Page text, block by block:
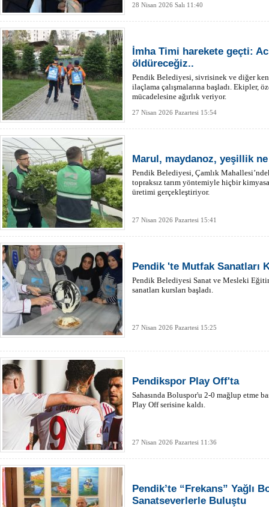
28 Nisan 2026 Salı 11:40
İmha Timi harekete geçti:
öldüreceğiz..
Pendik Belediyesi, sivrisinek ve diğer
ilaçlama çalışmalarına başladı. Ekipler,
mücadelesine ağırlık veriyor.
27 Nisan 2026 Pazartesi 15:54
Marul, maydanoz, yeşillik
Pendik Belediyesi, Çamlık
topraksız tarım yöntemiyle hiçbir
üretimi gerçekleştiriyor.
27 Nisan 2026 Pazartesi 15:41
Pendik 'te Mutfak Sanatları
Pendik Belediyesi Sanat ve Mesleki
sanatları kursları başladı.
27 Nisan 2026 Pazartesi 15:25
Pendikspor Play Off'ta
Sahasında Boluspor'u 2-0 mağlup etme
Play Off serisine kaldı.
27 Nisan 2026 Pazartesi 11:36
Pendik’te “Frekans” Yağlı
Sanatseverlerle Buluştu